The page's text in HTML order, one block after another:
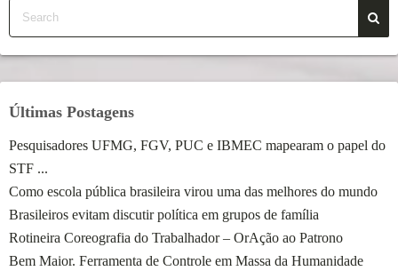
Últimas Postagens
Pesquisadores UFMG, FGV, PUC e IBMEC mapearam o papel do
STF ...
Como escola pública brasileira virou uma das melhores do mundo
Brasileiros evitam discutir política em grupos de família
Rotineira Coreografia do Trabalhador – OrAção ao Patrono
Bem Maior. Ferramenta de Controle em Massa da Humanidade